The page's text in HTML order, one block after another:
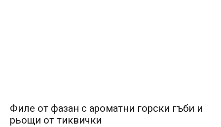
Филе от фазан с ароматни горски гъби и
рьощи от тиквички